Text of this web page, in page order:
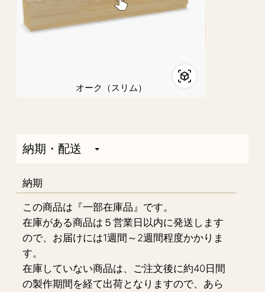
オーク（スリム）
納期・配送
納期
この商品は『一部在庫品』です。
在庫がある商品は５営業日以内に発送します
ので、お届けには1週間～2週間程度かかりま
す。
在庫していない商品は、ご注文後に約40日間
の製作期間を経て出荷となりますので、あら